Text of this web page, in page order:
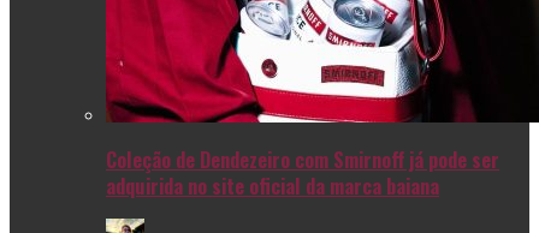
Coleção de Dendezeiro com Smirnoff já pode ser
adquirida no site oficial da marca baiana